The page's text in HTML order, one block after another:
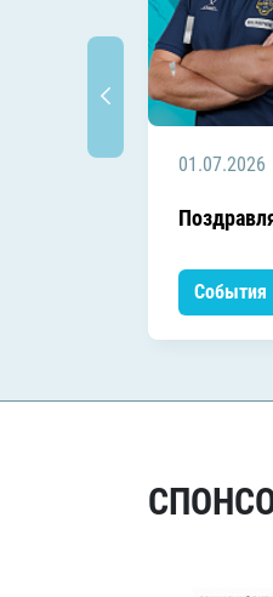
01.07.2026
События